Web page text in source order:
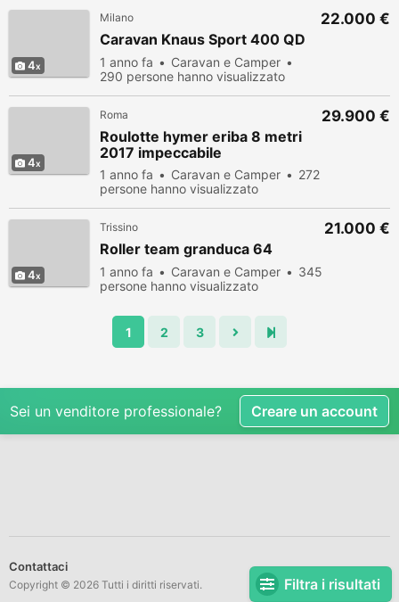
Filtra i risultati
4
Milano
Caravan Knaus Sport 400 QD
1 anno fa
Caravan e Camper
290 persone hanno visualizzato
22.000 €
4
Roma
Roulotte hymer eriba 8 metri
2017 impeccabile
1 anno fa Caravan e Camper
272
persone hanno visualizzato
29.900 €
4
Trissino
Roller team granduca 64
1 anno fa Caravan e Camper
345
persone hanno visualizzato
21.000 €
1 2 3
Sei un venditore professionale? Creare un account
Contattaci
Copyright © 2026 Tutti i diritti riservati.